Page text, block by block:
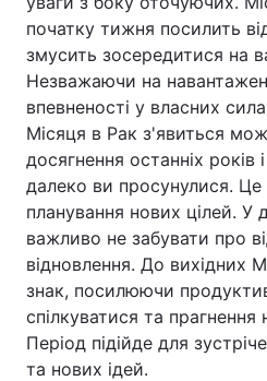
початку тижня посилить
змусить зосередитися на
Незважаючи на
впевненості у власних
Місяця в Рак з'явиться
досягнення останніх років
далеко ви просунулися. Це
планування нових цілей. У
важливо не забувати про
відновлення. До вихідних
знак, посилюючи
спілкуватися та
Період підійде для
та нових ідей.